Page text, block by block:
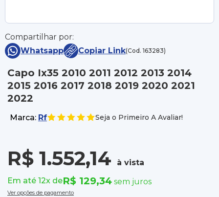
Compartilhar por:
Whatsapp
Copiar Link(Cod. 163283)
Capo Ix35 2010 2011 2012 2013 2014
2015 2016 2017 2018 2019 2020 2021
2022
Marca: Rf Seja o Primeiro A Avaliar!
R$ 1.552,14
à vista
Em até 12x deR$ 129,34 sem juros
Ver opções de pagamento